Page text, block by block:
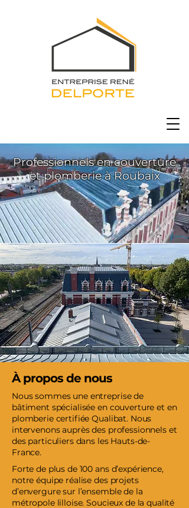
Professionnels en couverture
et plomberie à Roubaix
À propos de nous
Nous sommes une entreprise de
bâtiment spécialisée en couverture et en
plomberie certifiée Qualibat. Nous
intervenons auprès des professionnels et
des particuliers dans les Hauts-de-
France.
Forte de plus de 100 ans d’expérience,
notre équipe réalise des projets
d’envergure sur l’ensemble de la
métropole lilloise. Soucieux de la qualité